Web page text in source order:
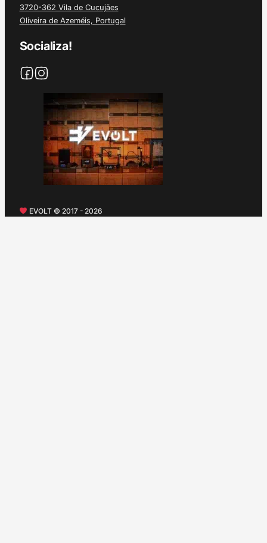
3720-362 Vila de Cucujães
Oliveira de Azeméis, Portugal
Socializa!
EVOLT © 2017 - 2026